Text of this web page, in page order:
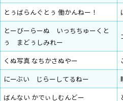
とぅばらんぐとぅ 働かんねー！
とーびーらーぬ いっちちゅーくと
ぅ まどぅしみれー
くぬ写真 なちかさぬやー
にーぶい じらーしてるねー
ばんない かでぃしむんどー